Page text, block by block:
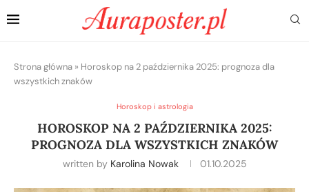
Strona główna » Horoskop na 2 października 2025: prognoza dla
wszystkich znaków
Horoskop i astrologia
HOROSKOP NA 2 PAŹDZIERNIKA 2025:
PROGNOZA DLA WSZYSTKICH ZNAKÓW
written by Karolina Nowak 01.10.2025